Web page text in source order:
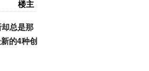
楼主
总是那
的4种创